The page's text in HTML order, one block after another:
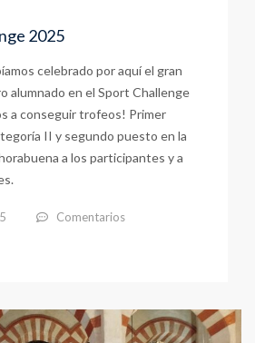
2025
celebrado por aquí el gran
alumnado en el Sport Challenge
a conseguir trofeos! Primer
II y segundo puesto en la
a los participantes y a
Comentarios